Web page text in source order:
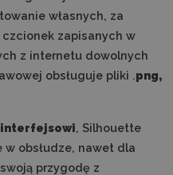
własnych, za
zapisanych w
z internetu dowolnych
obsługuje pliki .png,
interfejsowi, Silhouette
obsłudze, nawet dla
przygodę z